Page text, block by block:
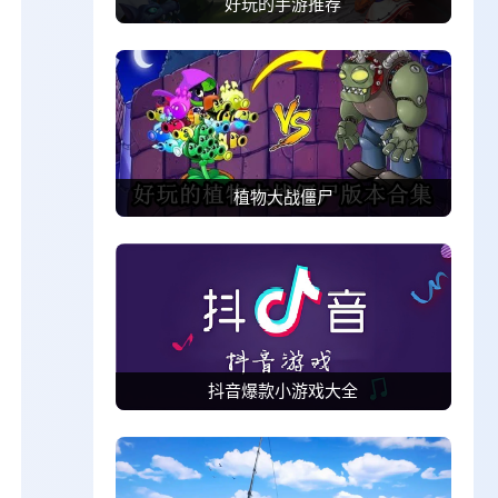
好玩的手游推荐
植物大战僵尸
抖音爆款小游戏大全